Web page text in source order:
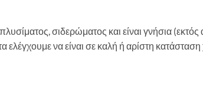
σιδερώματος και είναι γνήσια
να είναι σε καλή ή αρίστη